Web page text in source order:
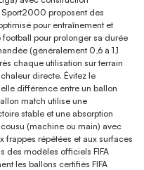
Sport2000 proposent des
pour entraînement et
pour prolonger sa durée
(généralement 0,6 à 1,1
chaque utilisation sur terrain
directe. Évitez le
différence entre un ballon
match utilise une
stable et une absorption
(machine ou main) avec
frappes répétées et aux surfaces
des modèles officiels FIFA
les ballons certifiés FIFA